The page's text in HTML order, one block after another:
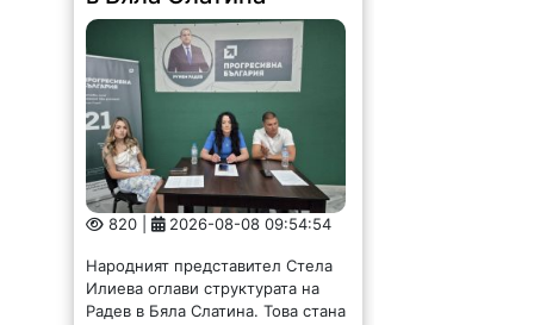
820 | 2026-08-08 09:54:54
Илиева оглави структурата на
Радев в Бяла Слатина. Това стана